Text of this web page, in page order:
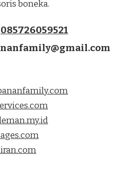
boneka.
085726059521